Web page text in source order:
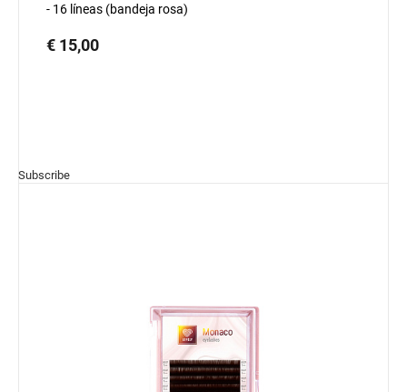
- 16 líneas (bandeja rosa)
€ 15,00
Subscribe